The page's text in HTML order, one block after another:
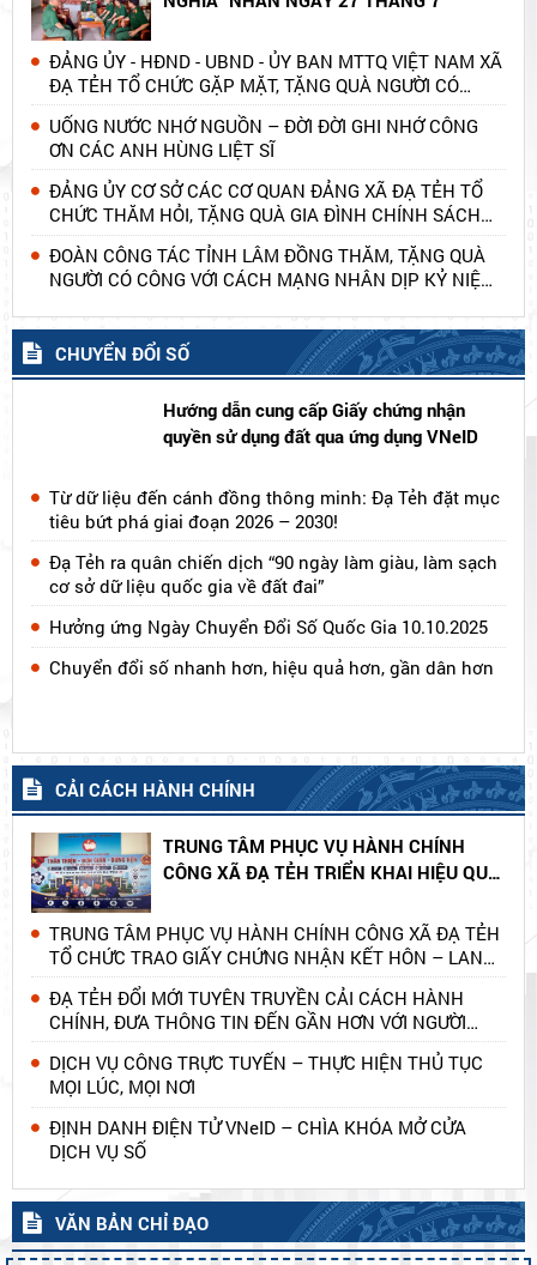
ĐẢNG ỦY - HĐND - UBND - ỦY BAN MTTQ VIỆT NAM XÃ
ĐẠ TẺH TỔ CHỨC GẶP MẶT, TẶNG QUÀ NGƯỜI CÓ
CÔNG NHÂN DỊP KỶ NIỆM 79 NĂM NGÀY THƯƠNG
BINH - LIỆT SĨ
UỐNG NƯỚC NHỚ NGUỒN – ĐỜI ĐỜI GHI NHỚ CÔNG
ƠN CÁC ANH HÙNG LIỆT SĨ
ĐẢNG ỦY CƠ SỞ CÁC CƠ QUAN ĐẢNG XÃ ĐẠ TẺH TỔ
CHỨC THĂM HỎI, TẶNG QUÀ GIA ĐÌNH CHÍNH SÁCH
NHÂN KỶ NIỆM 79 NĂM NGÀY THƯƠNG BINH - LIỆT SĨ
ĐOÀN CÔNG TÁC TỈNH LÂM ĐỒNG THĂM, TẶNG QUÀ
NGƯỜI CÓ CÔNG VỚI CÁCH MẠNG NHÂN DỊP KỶ NIỆM
27/7/2026)
CHUYỂN ĐỔI SỐ
Hướng dẫn cung cấp Giấy chứng nhận
quyền sử dụng đất qua ứng dụng VNeID
Từ dữ liệu đến cánh đồng thông minh: Đạ Tẻh đặt mục
tiêu bứt phá giai đoạn 2026 – 2030!
Đạ Tẻh ra quân chiến dịch “90 ngày làm giàu, làm sạch
cơ sở dữ liệu quốc gia về đất đai”
Hưởng ứng Ngày Chuyển Đổi Số Quốc Gia 10.10.2025
Chuyển đổi số nhanh hơn, hiệu quả hơn, gần dân hơn
CẢI CÁCH HÀNH CHÍNH
TRUNG TÂM PHỤC VỤ HÀNH CHÍNH
CÔNG XÃ ĐẠ TẺH TRIỂN KHAI HIỆU QUẢ
HỖ TRỢ NGƯỜI YẾU THẾ TRONG THỰC
HIỆN THỦ TỤC HÀNH CHÍNH”
TRUNG TÂM PHỤC VỤ HÀNH CHÍNH CÔNG XÃ ĐẠ TẺH
TỔ CHỨC TRAO GIẤY CHỨNG NHẬN KẾT HÔN – LAN
TỎA NÉT ĐẸP HÀNH CHÍNH PHỤC VỤ
ĐẠ TẺH ĐỔI MỚI TUYÊN TRUYỀN CẢI CÁCH HÀNH
CHÍNH, ĐƯA THÔNG TIN ĐẾN GẦN HƠN VỚI NGƯỜI
DÂN
DỊCH VỤ CÔNG TRỰC TUYẾN – THỰC HIỆN THỦ TỤC
MỌI LÚC, MỌI NƠI
ĐỊNH DANH ĐIỆN TỬ VNeID – CHÌA KHÓA MỞ CỬA
DỊCH VỤ SỐ
VĂN BẢN CHỈ ĐẠO